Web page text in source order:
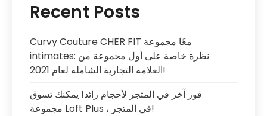
Recent Posts
Curvy Couture CHER FIT معًا مجموعة
intimates: نظرة خاصة على أول مجموعة من
العلامة التجارية الشاملة لعام 2021!
فوز آخر في المتجر لأحجام زائد! يمكنك تسوق
مجموعة Loft Plus ، في المتجر!